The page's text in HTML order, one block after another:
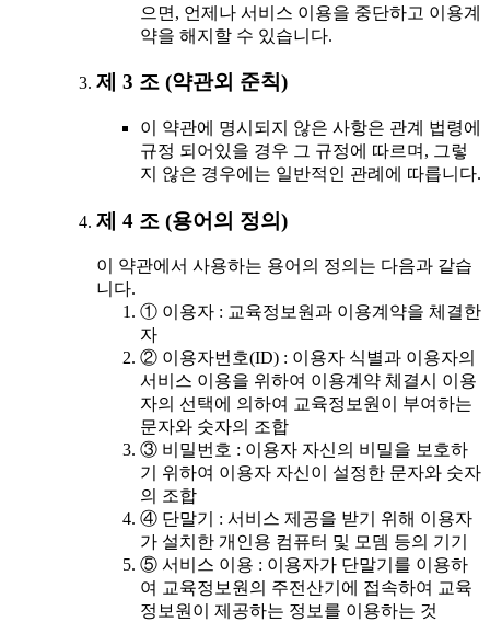
으면, 언제나 서비스 이용을 중단하고 이용계
약을 해지할 수 있습니다.
제 3 조 (약관외 준칙)
이 약관에 명시되지 않은 사항은 관계 법령에
규정 되어있을 경우 그 규정에 따르며, 그렇
지 않은 경우에는 일반적인 관례에 따릅니다.
제 4 조 (용어의 정의)
이 약관에서 사용하는 용어의 정의는 다음과 같습
니다.
① 이용자 : 교육정보원과 이용계약을 체결한
자
② 이용자번호(ID) : 이용자 식별과 이용자의
서비스 이용을 위하여 이용계약 체결시 이용
자의 선택에 의하여 교육정보원이 부여하는
문자와 숫자의 조합
③ 비밀번호 : 이용자 자신의 비밀을 보호하
기 위하여 이용자 자신이 설정한 문자와 숫자
의 조합
④ 단말기 : 서비스 제공을 받기 위해 이용자
가 설치한 개인용 컴퓨터 및 모뎀 등의 기기
⑤ 서비스 이용 : 이용자가 단말기를 이용하
여 교육정보원의 주전산기에 접속하여 교육
정보원이 제공하는 정보를 이용하는 것